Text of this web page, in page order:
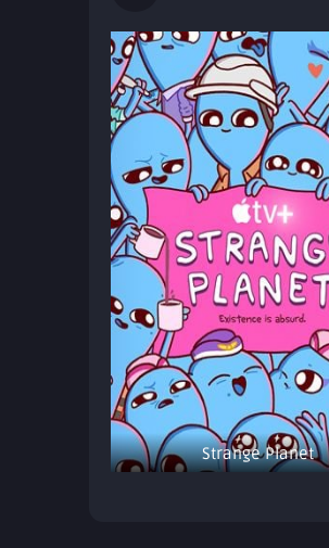
Strange Planet